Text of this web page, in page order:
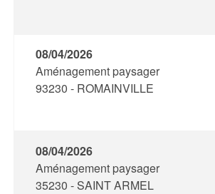
08/04/2026
Aménagement paysager
93230 - ROMAINVILLE
08/04/2026
Aménagement paysager
35230 - SAINT ARMEL